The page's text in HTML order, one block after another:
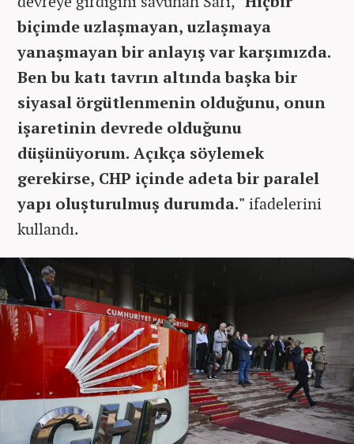
biçimde uzlaşmayan, uzlaşmaya
yanaşmayan bir anlayış var karşımızda.
Ben bu katı tavrın altında başka bir
siyasal örgütlenmenin olduğunu, onun
işaretinin devrede olduğunu
düşünüyorum. Açıkça söylemek
gerekirse, CHP içinde adeta bir paralel
yapı oluşturulmuş durumda." ifadelerini
kullandı.